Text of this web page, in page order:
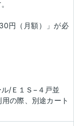
円（月額）」が必
/Ｅ１Ｓ−４戸並
の際、別途カート